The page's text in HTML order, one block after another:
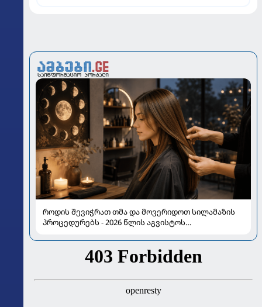
როდის შევიჭრათ თმა და მოვერიდოთ სილამაზის
პროცედურებს - 2026 წლის აგვისტოს